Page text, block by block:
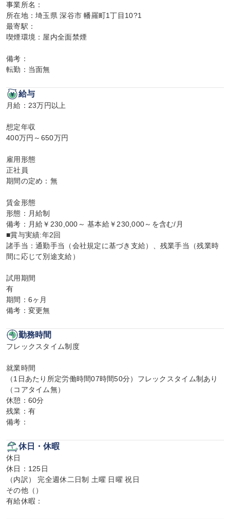
事業所名：
所在地：埼玉県 深谷市 幡羅町1丁目10?1
最寄駅：
喫煙環境：屋内全面禁煙
備考：
転勤：当面無
給与
月給：23万円以上
想定年収
400万円～650万円
雇用形態
正社員
期間の定め：無
賃金形態
形態：月給制
備考：月給￥230,000～ 基本給￥230,000～を含む/月
■賞与実績:年2回
諸手当：通勤手当（会社規定に基づき支給）、残業手当（残業時
間に応じて別途支給）
試用期間
有
期間：6ヶ月
備考：変更無
勤務時間
フレックスタイム制度
就業時間
（1日あたり所定労働時間07時間50分）フレックスタイム制あり
（コアタイム無）
休憩：60分
残業：有
備考：
休日・休暇
休日
休日：125日
（内訳） 完全週休二日制 土曜 日曜 祝日
その他（）
有給休暇：